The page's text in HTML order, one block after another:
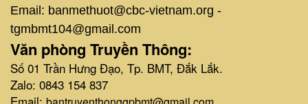
Email: banmethuot@cbc-vietnam.org -
tgmbmt104@gmail.com
Văn phòng Truyền Thông:
Số 01 Trần Hưng Đạo, Tp. BMT, Đắk Lắk.
Zalo: 0843 154 837